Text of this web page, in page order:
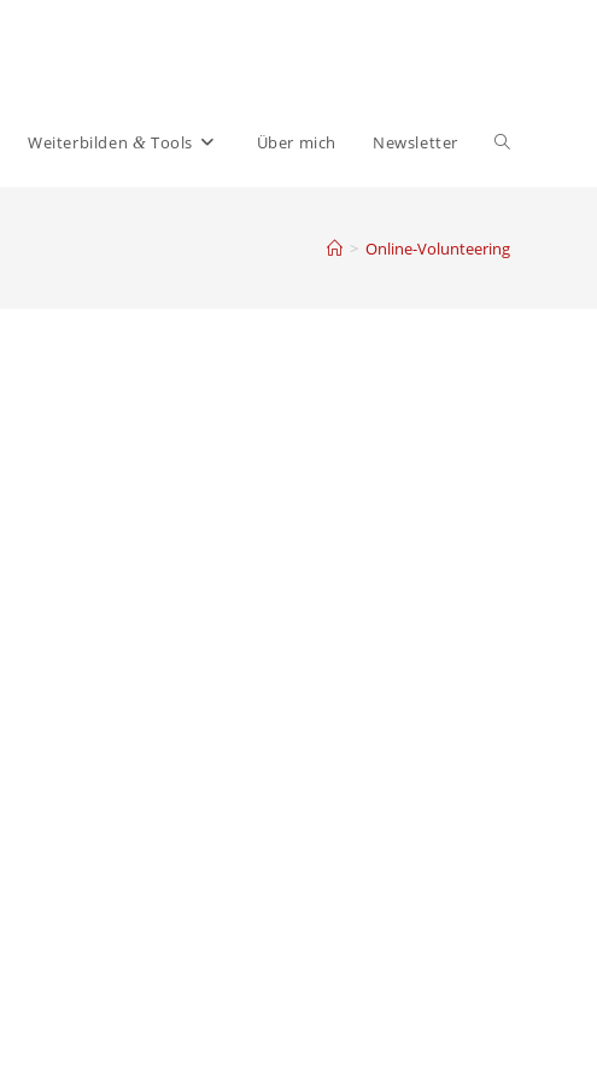
Weiter­bilden & Tools Über mich News­letter Website-
> Online-Volunteering